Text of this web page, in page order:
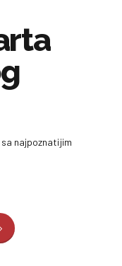
najpoznatijim